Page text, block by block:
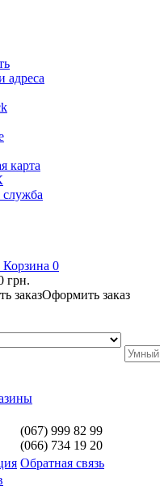
адреса
карта
служба
Корзина 0
грн.
Оформить заказ
(067) 999 82 99
(066) 734 19 20
Обратная связь